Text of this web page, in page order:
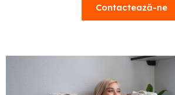
Contactează-ne